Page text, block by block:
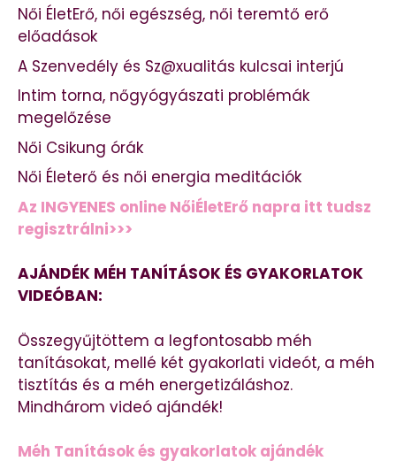
Női ÉletErő, női egészség, női teremtő erő
előadások
A Szenvedély és Sz@xualitás kulcsai interjú
Intim torna, nőgyógyászati problémák
megelőzése
Női Csikung órák
Női Életerő és női energia meditációk
Az INGYENES online NőiÉletErő napra itt tudsz
regisztrálni>>>
AJÁNDÉK MÉH TANÍTÁSOK ÉS GYAKORLATOK
VIDEÓBAN:
Összegyűjtöttem a legfontosabb méh
tanításokat, mellé két gyakorlati videót, a méh
tisztítás és a méh energetizáláshoz.
Mindhárom videó ajándék!
Méh Tanítások és gyakorlatok ajándék